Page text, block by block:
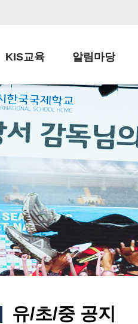
KIS교육
교육목표
학사일정
일과시간표
성과평가자료
알림마당
공지사항
납부금 안내
스쿨버스 운행 안내
급식안내
서식자료실
학부모방
정기고사 기출문제
유/초/중 공지